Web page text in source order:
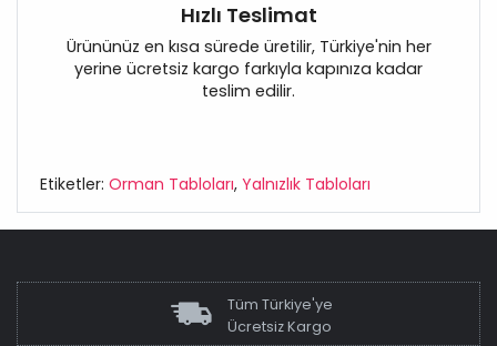
Hızlı Teslimat
Ürününüz en kısa sürede üretilir, Türkiye'nin her
yerine ücretsiz kargo farkıyla kapınıza kadar
teslim edilir.
Etiketler: Orman Tabloları, Yalnızlık Tabloları
Tüm Türkiye'ye
Ücretsiz Kargo